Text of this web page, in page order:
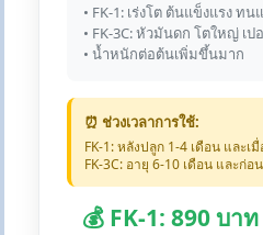
• FK-1: เร่งโต ต้นแข็งแรง ทน
• FK-3C: หัวมันดก โตใหญ่ เป
• น้ำหนักต่อต้นเพิ่มขึ้นมาก
⏰ ช่วงเวลาการใช้:
FK-1: หลังปลูก 1-4 เดือน และเ
FK-3C: อายุ 6-10 เดือน และก่อ
💰 FK-1: 890 บา